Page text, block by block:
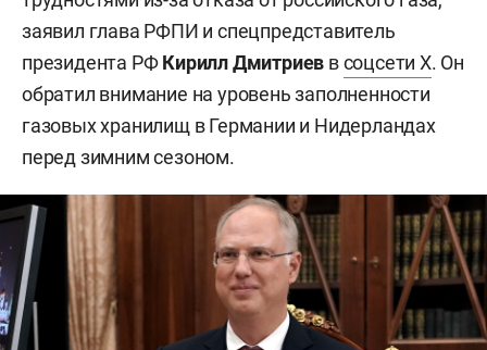
заявил глава РФПИ и спецпредставитель
президента РФКирилл Дмитриев всоцсети X. Он
обратил внимание на уровень заполненности
газовых хранилищ в Германии и Нидерландах
перед зимним сезоном.